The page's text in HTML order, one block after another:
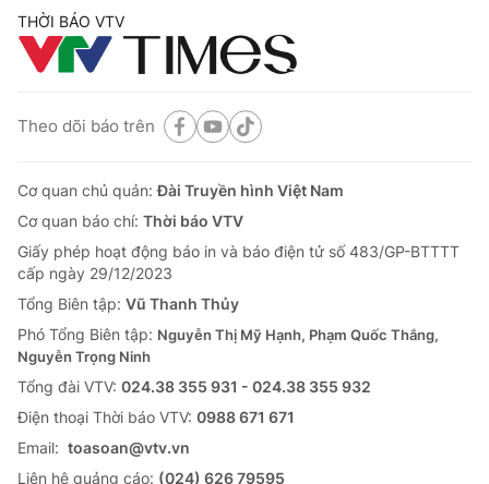
THỜI BÁO VTV
Theo dõi báo trên
Cơ quan chủ quản:Đài Truyền hình Việt Nam
Cơ quan báo chí: Thời báo VTV
Giấy phép hoạt động báo in và báo điện tử số 483/GP-BTTTT
cấp ngày 29/12/2023
Tổng Biên tập: Vũ Thanh Thủy
Phó Tổng Biên tập: Nguyễn Thị Mỹ Hạnh, Phạm Quốc Thắng,
Nguyễn Trọng Ninh
Tổng đài VTV: 024.38 355 931 - 024.38 355 932
Ðiện thoại Thời báo VTV: 0988 671 671
Email: toasoan@vtv.vn
Liên hệ quảng cáo: (024) 626 79595